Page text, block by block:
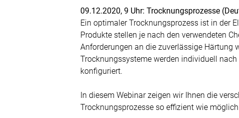
09.12.2020, 9 Uhr: Trocknungsprozesse
Ein optimaler Trocknungsprozess ist in der
Produkte stellen je nach den verwendeten
Anforderungen an die zuverlässige Härtung
Trocknungssysteme werden individuell
konfiguriert.
In diesem Webinar zeigen wir Ihnen die
Trocknungsprozesse so effizient wie